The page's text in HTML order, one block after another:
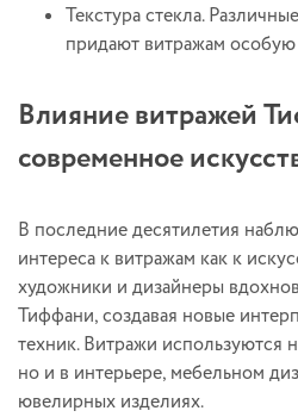
Текстура стекла.
придают витражам особую
Влияние витражей
современное
В последние десятилетия
интереса к витражам как к
художники и дизайнеры
Тиффани, создавая новые
техник. Витражи используются
но и в интерьере, мебельном
ювелирных изделиях.